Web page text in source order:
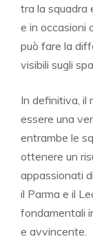
tra la squadra
e in occasioni
può fare la
visibili sugli
In definitiva, il
essere una
entrambe le
ottenere un
appassionati
il Parma e il
fondamentali
e avvincente.